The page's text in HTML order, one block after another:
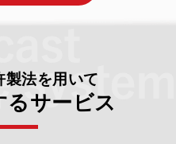
製法を用いて
るサービス